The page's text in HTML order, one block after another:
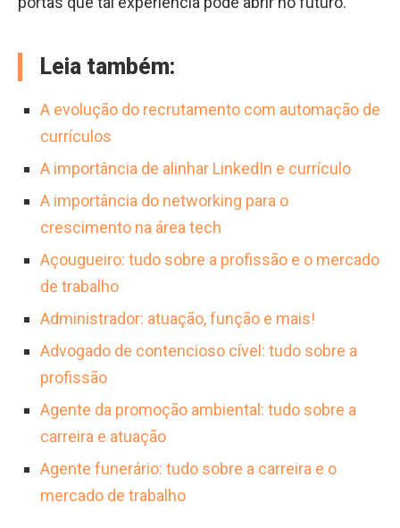
Leia também:
A evolução do recrutamento com automação de
currículos
A importância de alinhar LinkedIn e currículo
A importância do networking para o
crescimento na área tech
Açougueiro: tudo sobre a profissão e o mercado
de trabalho
Administrador: atuação, função e mais!
Advogado de contencioso cível: tudo sobre a
profissão
Agente da promoção ambiental: tudo sobre a
carreira e atuação
Agente funerário: tudo sobre a carreira e o
mercado de trabalho